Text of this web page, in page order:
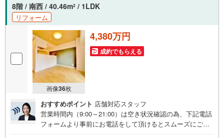
8階 / 南西 / 40.46m2 / 1LDK
リフォーム
画像36枚
4,380万円
成約でもらえる
おすすめポイント 店舗対応スタッフ
営業時間内（9:00～21:00）は空き状況確認の為、下記電話
フォームより事前にお電話をして頂けるとスムーズにご案